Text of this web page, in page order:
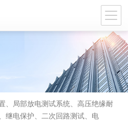
、局部放电测试系统、高压绝缘耐
继电保护、二次回路测试、电